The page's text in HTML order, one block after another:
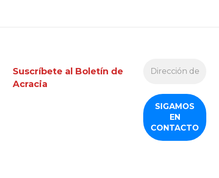
las
Suscríbete al Boletín de
Acracia